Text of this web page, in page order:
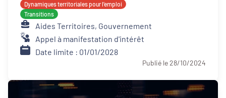
Dynamiques territoriales pour l’emploi
Transitions
Aides Territoires, Gouvernement
Appel à manifestation d'intérêt
Date limite : 01/01/2028
Publié le 28/10/2024